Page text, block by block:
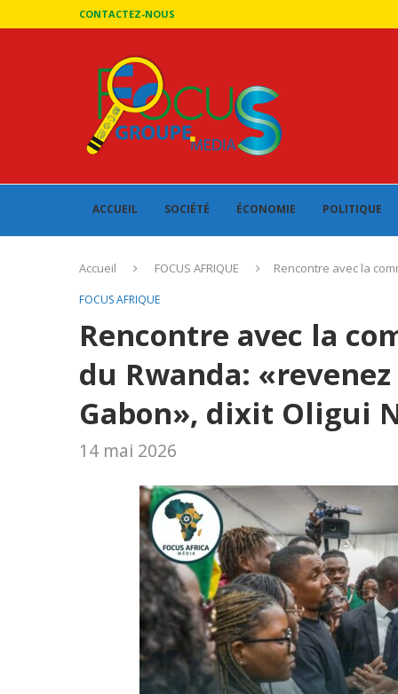
CONTACTEZ-NOUS
ACCUEIL SOCIÉTÉ ÉCONOMIE POLITIQUE
Accueil FOCUS AFRIQUE Rencontre avec la
FOCUS AFRIQUE
Rencontre avec la
du Rwanda:
Gabon», dixit Oligui
14 mai 2026